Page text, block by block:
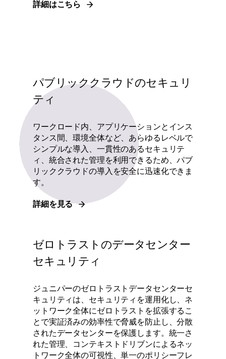
詳細はこちら
パブリッククラウドのセキュリ
ティ
ワークロード内、アプリケーションとインス
タンス間、環境全体など、あらゆるレベルで
シンプルな導入、一貫性のあるセキュリテ
ィ、統合された管理を利用できるため、パブ
リッククラウドの導入を安全に迅速化できま
す。
詳細を見る
ゼロトラストのデータセンター
セキュリティ
ジュニパーのゼロトラストデータセンターセ
キュリティは、セキュリティを運用化し、ネ
ットワーク全体にゼロトラストを拡張するこ
とで実証済みの効率性で脅威を防止し、分散
されたデータセンターを保護します。統一さ
れた管理、コンテキストドリブンによるネッ
トワーク全体の可視性、単一のポリシーフレ